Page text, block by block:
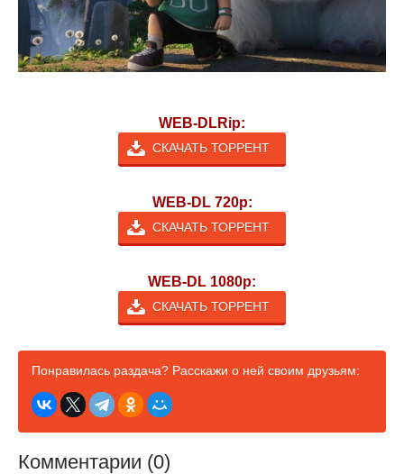
WEB-DLRip:
СКАЧАТЬ ТОРРЕНТ
WEB-DL 720p:
СКАЧАТЬ ТОРРЕНТ
WEB-DL 1080p:
СКАЧАТЬ ТОРРЕНТ
Понравилась раздача? Расскажи о ней своим друзьям:
Комментарии (0)